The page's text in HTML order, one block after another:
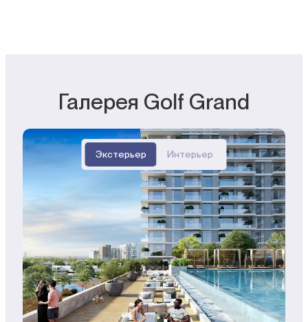
Галерея Golf Grand
Экстерьер Интерьер